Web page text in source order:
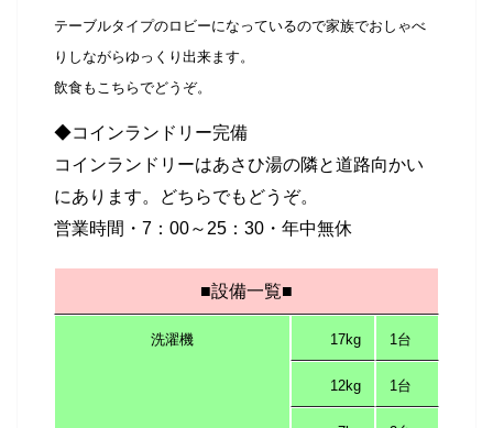
テーブルタイプのロビーになっているので家族でおしゃべ
りしながらゆっくり出来ます。
飲食もこちらでどうぞ。
◆コインランドリー完備
コインランドリーはあさひ湯の隣と道路向かい
にあります。どちらでもどうぞ。
営業時間・7：00～25：30・年中無休
■設備一覧■
洗濯機 17kg 1台
12kg 1台